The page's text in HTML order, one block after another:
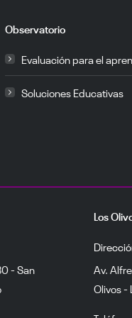
Observatorio
Evaluación para el
Soluciones Educativas
- San
Los
Av.
Olivos -